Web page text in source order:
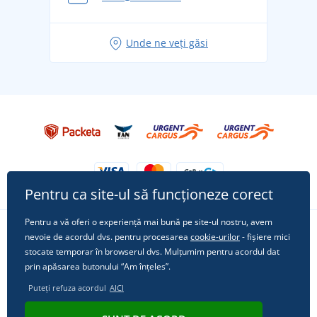
pentru vacanță fără griji
Tricoul preferat City în rol principal: ținute pentru
Unde ne veți găsi
Urmărește-ne pe rețelele sociale
Pentru ca site-ul să funcționeze corect
Pentru a vă oferi o experiență mai bună pe site-ul nostru, avem
nevoie de acordul dvs. pentru procesarea cookie-urilor- fișiere mici
stocate temporar în browserul dvs. Mulțumim pentru acordul dat
prin apăsarea butonului “Am înțeles”.
Puteți refuza acordul AICI